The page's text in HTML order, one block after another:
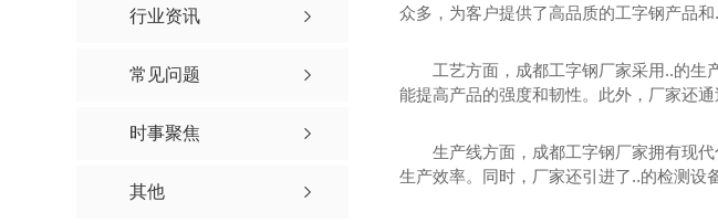
行业资讯
常见问题
时事聚焦
其他
众多，为客户提供了高品质的工字钢产品和
工艺方面，成都工字钢厂家采用..的生
能提高产品的强度和韧性。此外，厂家还
生产线方面，成都工字钢厂家拥有现
生产效率。同时，厂家还引进了..的检测设